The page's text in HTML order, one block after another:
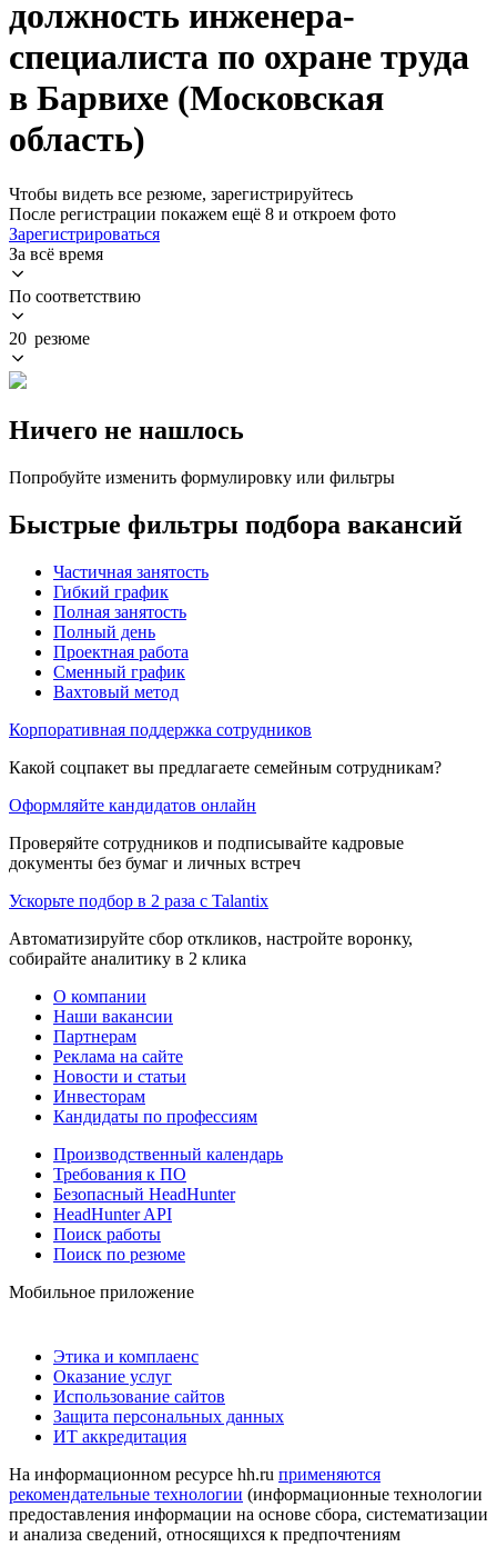
должность инженера-
специалиста по охране труда
в Барвихе (Московская
область)
Чтобы видеть все резюме, зарегистрируйтесь
После регистрации покажем ещё 8 и откроем фото
Зарегистрироваться
За всё время
По соответствию
20 резюме
Ничего не нашлось
Попробуйте изменить формулировку или фильтры
Быстрые фильтры подбора вакансий
Частичная занятость
Гибкий график
Полная занятость
Полный день
Проектная работа
Сменный график
Вахтовый метод
Корпоративная поддержка сотрудников
Какой соцпакет вы предлагаете семейным сотрудникам?
Оформляйте кандидатов онлайн
Проверяйте сотрудников и подписывайте кадровые
документы без бумаг и личных встреч
Ускорьте подбор в 2 раза с Talantix
Автоматизируйте сбор откликов, настройте воронку,
собирайте аналитику в 2 клика
О компании
Наши вакансии
Партнерам
Реклама на сайте
Новости и статьи
Инвесторам
Кандидаты по профессиям
Производственный календарь
Требования к ПО
Безопасный HeadHunter
HeadHunter API
Поиск работы
Поиск по резюме
Мобильное приложение
Этика и комплаенс
Оказание услуг
Использование сайтов
Защита персональных данных
ИТ аккредитация
На информационном ресурсе hh.ru применяются
рекомендательные технологии (информационные технологии
предоставления информации на основе сбора, систематизации
и анализа сведений, относящихся к предпочтениям